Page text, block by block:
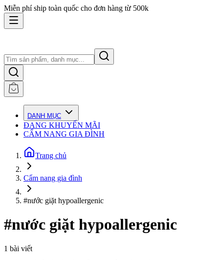
Miễn phí ship toàn quốc cho đơn hàng từ 500k
DANH MỤC
ĐANG KHUYẾN MÃI
CẨM NANG GIA ĐÌNH
Trang chủ
Cẩm nang gia đình
#nước giặt hypoallergenic
#nước giặt hypoallergenic
1 bài viết